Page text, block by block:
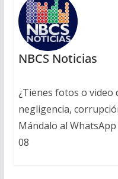
NBCS Noticias
¿Tienes fotos o video
negligencia,
Mándalo al WhatsApp
08